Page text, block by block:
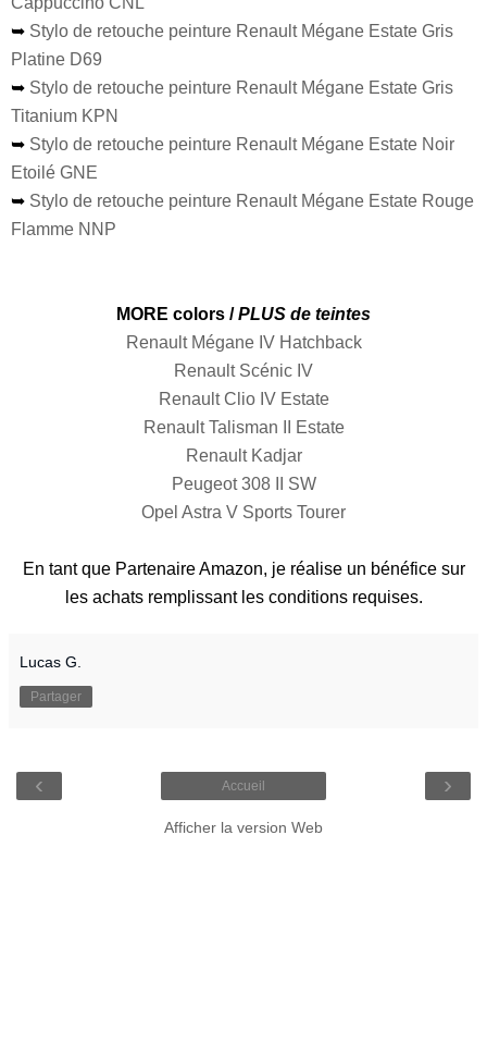
➥ Stylo de retouche peinture Renault Mégane Estate Gris
Platine D69
➥ Stylo de retouche peinture Renault Mégane Estate Gris
Titanium KPN
➥ Stylo de retouche peinture Renault Mégane Estate Noir
Etoilé GNE
➥ Stylo de retouche peinture Renault Mégane Estate Rouge
Flamme NNP
MORE colors / PLUS de teintes
Renault Mégane IV Hatchback
Renault Scénic IV
Renault Clio IV Estate
Renault Talisman II Estate
Renault Kadjar
Peugeot 308 II SW
Opel Astra V Sports Tourer
En tant que Partenaire Amazon, je réalise un bénéfice sur
les achats remplissant les conditions requises.
Lucas G.
Partager
‹ ›
Accueil
Afficher la version Web